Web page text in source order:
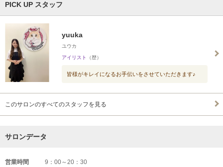
PICK UP スタッフ
yuuka
ユウカ
アイリスト （歴）
皆様がキレイになるお手伝いをさせていただきます♪
このサロンのすべてのスタッフを見る
サロンデータ
営業時間 9：00～20：30